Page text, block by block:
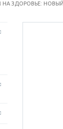
ЗДОРОВЬЕ: НОВЫЙ